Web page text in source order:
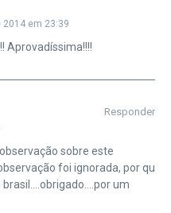
2014 em 23:39
Aprovadíssima!!!!
Responder
sobre este
foi ignorada, por qu
um